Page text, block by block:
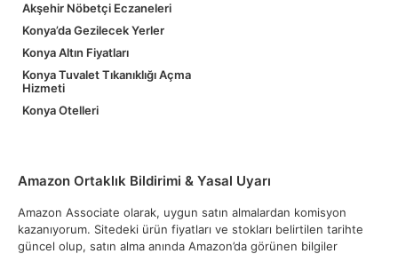
Akşehir Nöbetçi Eczaneleri
Konya’da Gezilecek Yerler
Konya Altın Fiyatları
Konya Tuvalet Tıkanıklığı Açma
Hizmeti
Konya Otelleri
Amazon Ortaklık Bildirimi & Yasal Uyarı
Amazon Associate olarak, uygun satın almalardan komisyon
kazanıyorum. Sitedeki ürün fiyatları ve stokları belirtilen tarihte
güncel olup, satın alma anında Amazon’da görünen bilgiler